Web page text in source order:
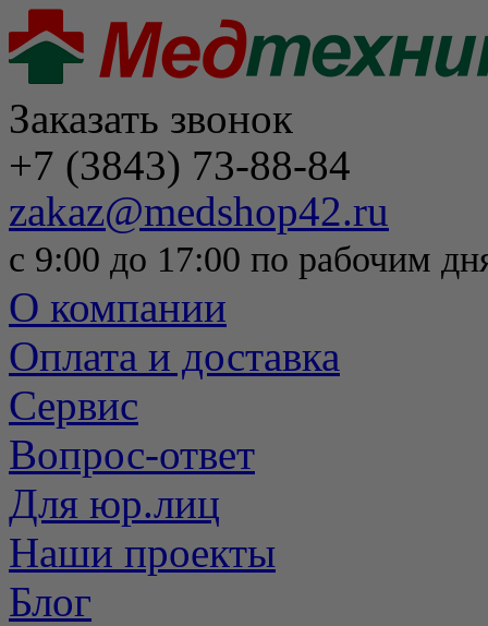
Заказать звонок
+7 (3843) 73-88-84
zakaz@medshop42.ru
с 9:00 до 17:00 по рабочим
О компании
Оплата и доставка
Сервис
Вопрос-ответ
Для юр.лиц
Наши проекты
Блог